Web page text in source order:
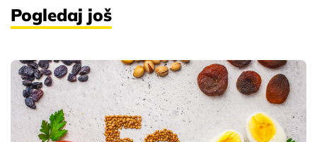
Pogledaj još